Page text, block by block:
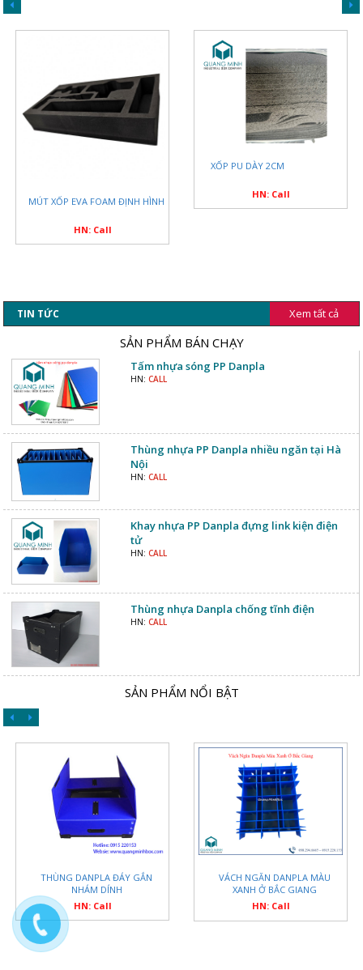
MÚT XỐP EVA FOAM ĐỊNH HÌNH
HN: Call
XỐP PU DÀY 2CM
HN: Call
TIN TỨC Xem tất cả
SẢN PHẨM BÁN CHẠY
Tấm nhựa sóng PP Danpla
HN: CALL
Thùng nhựa PP Danpla nhiều ngăn tại Hà
Nội
HN: CALL
Khay nhựa PP Danpla đựng link kiện điện
tử
HN: CALL
Thùng nhựa Danpla chống tĩnh điện
HN: CALL
SẢN PHẨM NỔI BẬT
THÙNG DANPLA ĐÁY GẮN
NHÁM DÍNH
HN: Call
VÁCH NGĂN DANPLA MÀU
XANH Ở BẮC GIANG
HN: Call